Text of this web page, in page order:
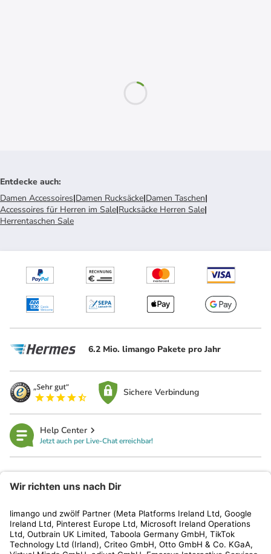
Entdecke auch:
Damen Accessoires|Damen Rucksäcke|Damen Taschen|
Accessoires für Herren im Sale|Rucksäcke Herren Sale|
Herrentaschen Sale
6.2 Mio. limango Pakete pro Jahr
Sichere Verbindung
Help Center
Jetzt auch per Live-Chat erreichbar!
Kundenservice